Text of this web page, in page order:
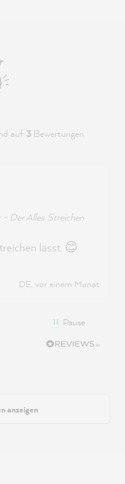
auf 3 Bewertungen
Der Alles Streichen
lässt. 😊
DE, vor einem Monat
Pause
anzeigen